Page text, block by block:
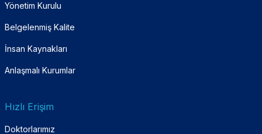
Yönetim Kurulu
Belgelenmiş Kalite
İnsan Kaynakları
Anlaşmalı Kurumlar
Hızlı Erişim
Doktorlarımız